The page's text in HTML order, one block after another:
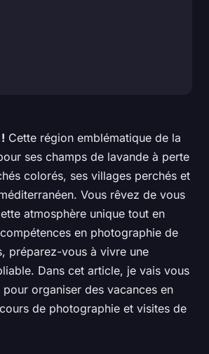
Cette région emblématique de la
ses champs de lavande à perte
colorés, ses villages perchés et
Vous rêvez de vous
atmosphère unique tout en
en photographie de
préparez-vous à vivre une
Dans cet article, je vais vous
organiser des vacances en
de photographie et visites de